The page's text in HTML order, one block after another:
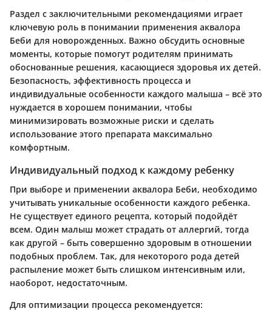
Раздел с заключительными рекомендациями играет
ключевую роль в понимании применения аквалора
Беби для новорожденных. Важно обсудить основные
моменты, которые помогут родителям принимать
обоснованные решения, касающиеся здоровья их детей.
Безопасность, эффективность процесса и
индивидуальные особенности каждого малыша – всё это
нуждается в хорошем понимании, чтобы
минимизировать возможные риски и сделать
использование этого препарата максимально
комфортным.
Индивидуальный подход к каждому ребенку
При выборе и применении аквалора Беби, необходимо
учитывать уникальные особенности каждого ребенка.
Не существует единого рецепта, который подойдёт
всем. Один малыш может страдать от аллергий, тогда
как другой – быть совершенно здоровым в отношении
подобных проблем. Так, для некоторого рода детей
распыление может быть слишком интенсивным или,
наоборот, недостаточным.
Для оптимизации процесса рекомендуется: